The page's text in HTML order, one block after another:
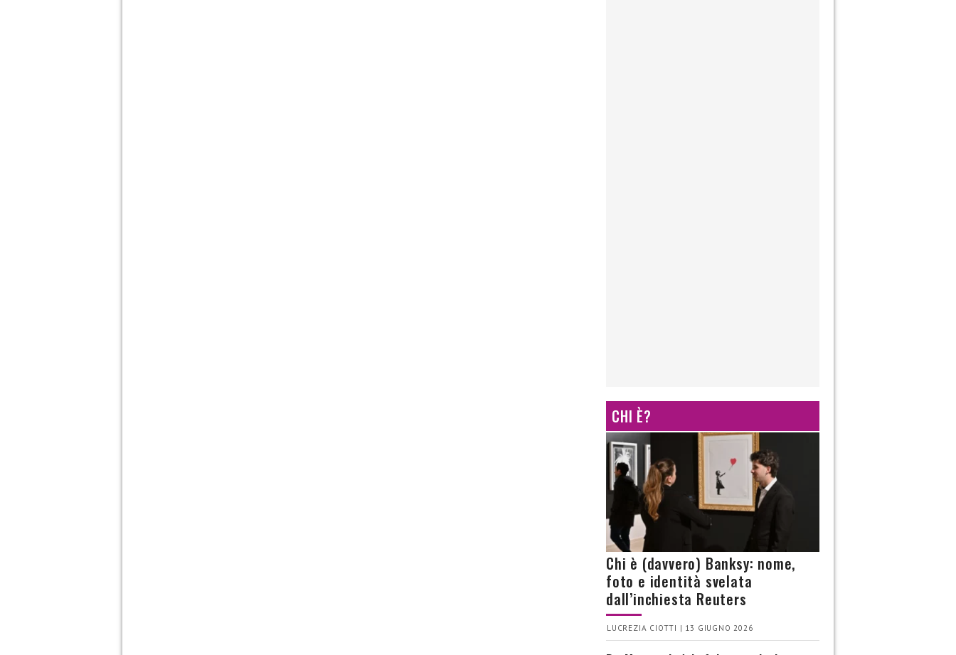
CHI È?
Chi è (davvero) Banksy: nome,
foto e identità svelata
dall’inchiesta Reuters
LUCREZIA CIOTTI | 13 GIUGNO 2026